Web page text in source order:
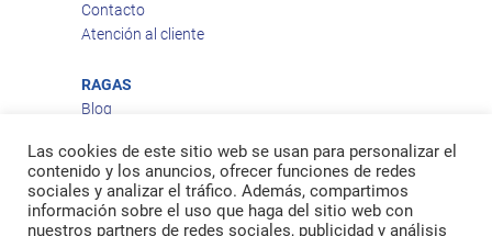
Contacto
Atención al cliente
RAGAS
Blog
Política de privacidad
Política de cookies
Política de envío
Política de devoluciones
Las cookies de este sitio web se usan para personalizar el
contenido y los anuncios, ofrecer funciones de redes
sociales y analizar el tráfico. Además, compartimos
información sobre el uso que haga del sitio web con
nuestros partners de redes sociales, publicidad y análisis